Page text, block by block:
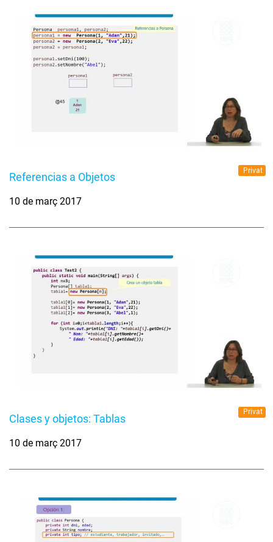
Referencias a Objetos
Privat
10 de març 2017
Clases y objetos: Tablas
Privat
10 de març 2017